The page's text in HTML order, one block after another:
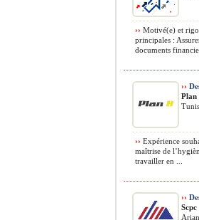
›› Motivé(e) et
principales :
documents
››
Plan
›› Expérience
maîtrise de
travailler en ...
››